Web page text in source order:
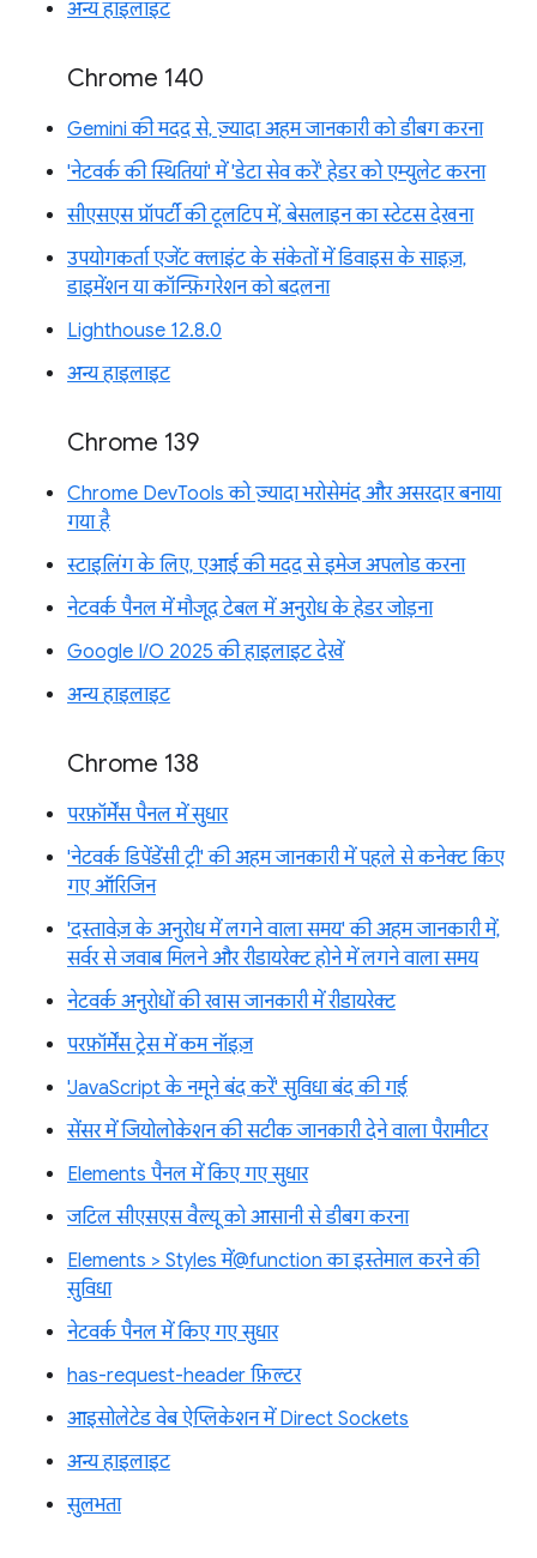
अन्य हाइलाइट
Chrome 140
Gemini की मदद से, ज़्यादा अहम जानकारी को डीबग करना
'नेटवर्क की स्थितियां' में 'डेटा सेव करें' हेडर को एम्युलेट करना
सीएसएस प्रॉपर्टी की टूलटिप में, बेसलाइन का स्टेटस देखना
उपयोगकर्ता एजेंट क्लाइंट के संकेतों में डिवाइस के साइज़,
डाइमेंशन या कॉन्फ़िगरेशन को बदलना
Lighthouse 12.8.0
अन्य हाइलाइट
Chrome 139
Chrome DevTools को ज़्यादा भरोसेमंद और असरदार बनाया
गया है
स्टाइलिंग के लिए, एआई की मदद से इमेज अपलोड करना
नेटवर्क पैनल में मौजूद टेबल में अनुरोध के हेडर जोड़ना
Google I/O 2025 की हाइलाइट देखें
अन्य हाइलाइट
Chrome 138
परफ़ॉर्मेंस पैनल में सुधार
'नेटवर्क डिपेंडेंसी ट्री' की अहम जानकारी में पहले से कनेक्ट किए
गए ऑरिजिन
'दस्तावेज़ के अनुरोध में लगने वाला समय' की अहम जानकारी में,
सर्वर से जवाब मिलने और रीडायरेक्ट होने में लगने वाला समय
नेटवर्क अनुरोधों की खास जानकारी में रीडायरेक्ट
परफ़ॉर्मेंस ट्रेस में कम नॉइज़
'JavaScript के नमूने बंद करें' सुविधा बंद की गई
सेंसर में जियोलोकेशन की सटीक जानकारी देने वाला पैरामीटर
Elements पैनल में किए गए सुधार
जटिल सीएसएस वैल्यू को आसानी से डीबग करना
Elements > Styles में@function का इस्तेमाल करने की
सुविधा
नेटवर्क पैनल में किए गए सुधार
has-request-header फ़िल्टर
आइसोलेटेड वेब ऐप्लिकेशन में Direct Sockets
अन्य हाइलाइट
सुलभता